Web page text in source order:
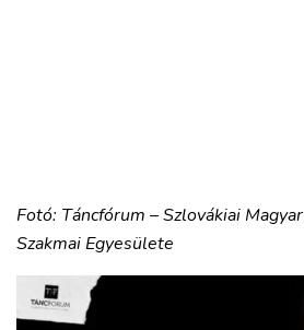
Fotó: Táncfórum – Szlovákiai
Szakmai Egyesülete